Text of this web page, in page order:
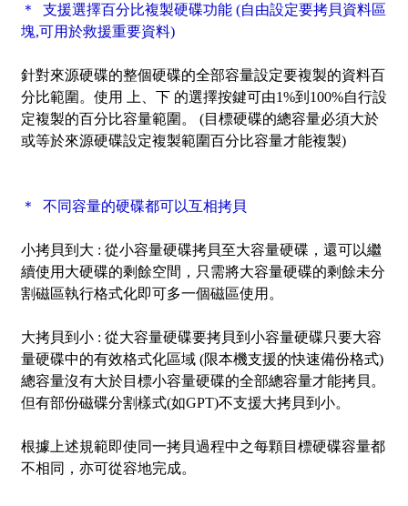
＊ 支援選擇百分比複製硬碟功能 (自由設定要拷貝資料區
塊,可用於救援重要資料)
針對來源硬碟的整個硬碟的全部容量設定要複製的資料百
分比範圍。使用 上、下 的選擇按鍵可由1%到100%自行設
定複製的百分比容量範圍。 (目標硬碟的總容量必須大於
或等於來源硬碟設定複製範圍百分比容量才能複製)
＊ 不同容量的硬碟都可以互相拷貝
小拷貝到大 : 從小容量硬碟拷貝至大容量硬碟，還可以繼
續使用大硬碟的剩餘空間，只需將大容量硬碟的剩餘未分
割磁區執行格式化即可多一個磁區使用。
大拷貝到小 : 從大容量硬碟要拷貝到小容量硬碟只要大容
量硬碟中的有效格式化區域 (限本機支援的快速備份格式)
總容量沒有大於目標小容量硬碟的全部總容量才能拷貝。
但有部份磁碟分割樣式(如GPT)不支援大拷貝到小。
根據上述規範即使同一拷貝過程中之每顆目標硬碟容量都
不相同，亦可從容地完成。